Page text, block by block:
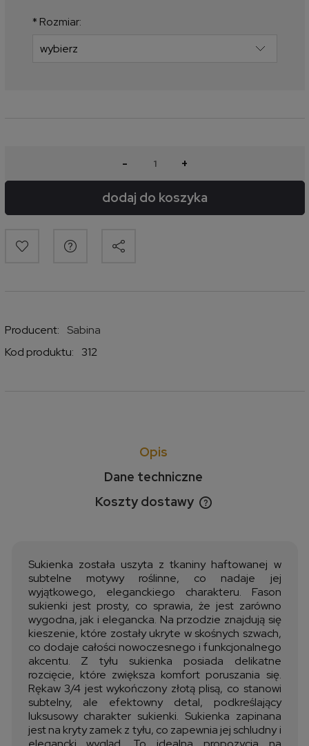
* Rozmiar:
- +
dodaj do koszyka
Producent:
Sabina
Kod produktu:
312
Opis
Dane techniczne
Koszty dostawy
Cena nie zawiera ewentualnych kosztów płatności
Sukienka została uszyta z tkaniny haftowanej w
subtelne motywy roślinne, co nadaje jej
wyjątkowego, eleganckiego charakteru. Fason
sukienki jest prosty, co sprawia, że jest zarówno
wygodna, jak i elegancka. Na przodzie znajdują się
kieszenie, które zostały ukryte w skośnych szwach,
co dodaje całości nowoczesnego i funkcjonalnego
akcentu. Z tyłu sukienka posiada delikatne
rozcięcie, które zwiększa komfort poruszania się.
Rękaw 3/4 jest wykończony złotą plisą, co stanowi
subtelny, ale efektowny detal, podkreślający
luksusowy charakter sukienki. Sukienka zapinana
jest na kryty zamek z tyłu, co zapewnia jej schludny i